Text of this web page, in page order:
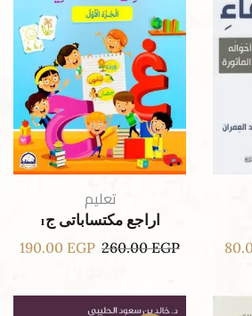
تعليم
اراجع مكتساباتى ج1
260.00EGP
190.00 EGP